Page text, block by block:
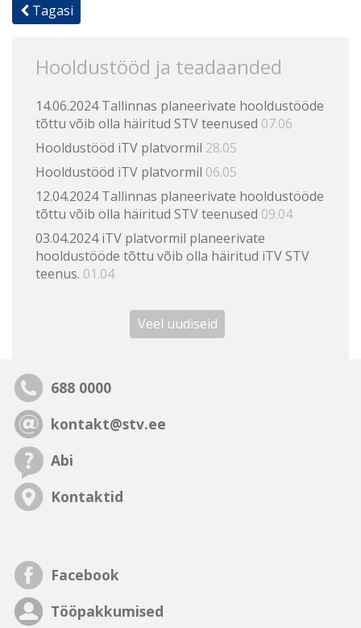
Tagasi
Hooldustööd ja teadaanded
14.06.2024 Tallinnas planeerivate hooldustööde
tõttu võib olla häiritud STV teenused 07.06
Hooldustööd iTV platvormil 28.05
Hooldustööd iTV platvormil 06.05
12.04.2024 Tallinnas planeerivate hooldustööde
tõttu võib olla häiritud STV teenused 09.04
03.04.2024 iTV platvormil planeerivate
hooldustööde tõttu võib olla häiritud iTV STV
teenus. 01.04
Veel uudiseid
688 0000
kontakt@stv.ee
Abi
Kontaktid
Facebook
Tööpakkumised